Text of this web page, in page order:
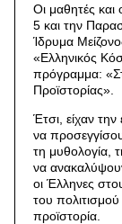
Οι μαθητές και
5 και την
Ίδρυμα
«Ελληνικός
πρόγραμμα:
Προϊστορίας».
Έτσι, είχαν
να
τη μυθολογία,
να
οι Έλληνες
του πολιτισμού
προϊστορία.